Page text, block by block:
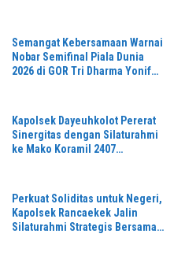
Semangat Kebersamaan Warnai
Nobar Semifinal Piala Dunia
2026 di GOR Tri Dharma Yonif
Kapolsek Dayeuhkolot Pererat
Sinergitas dengan Silaturahmi
ke Mako Koramil 2407
Perkuat Soliditas untuk Negeri,
Kapolsek Rancaekek Jalin
Silaturahmi Strategis Bersama